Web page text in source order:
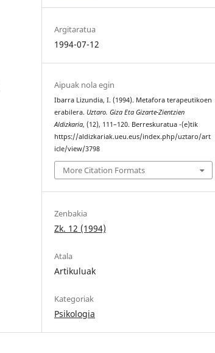
Argitaratua
1994-07-12
Aipuak nola egin
Ibarra Lizundia, I. (1994). Metafora terapeutikoen
erabilera. Uztaro. Giza Eta Gizarte-Zientzien
Aldizkaria, (12), 111–120. Berreskuratua -(e)tik
https://aldizkariak.ueu.eus/index.php/uztaro/art
icle/view/3798
More Citation Formats
Zenbakia
Zk. 12 (1994)
Atala
Artikuluak
Kategoriak
Psikologia